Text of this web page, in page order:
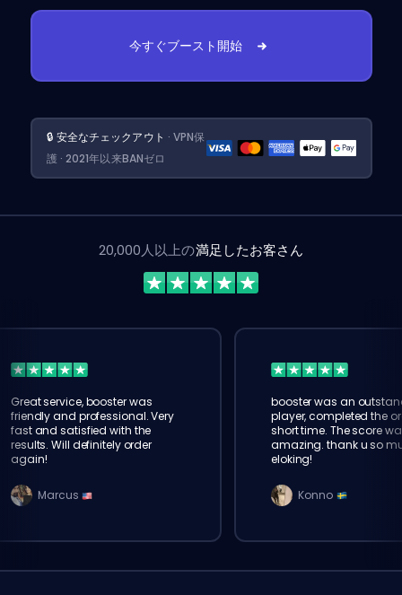
今すぐブースト開始
🔒 安全なチェックアウト · VPN保
護 · 2021年以来BANゼロ
20,000人以上の満足したお客さん
Great service, booster was
friendly and professional. Very
fast and satisfied with the
results. Will definitely order
again!
Marcus
booster was an
player, completed the
short time. The score
amazing. thank u so
eloking!
Konno